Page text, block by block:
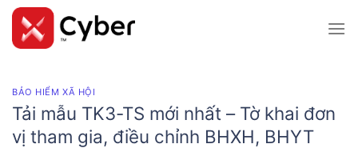
Skip
content
BẢO HIỂM XÃ HỘI
Tải mẫu TK3-TS mới nhất – Tờ khai đơn
vị tham gia, điều chỉnh BHXH, BHYT